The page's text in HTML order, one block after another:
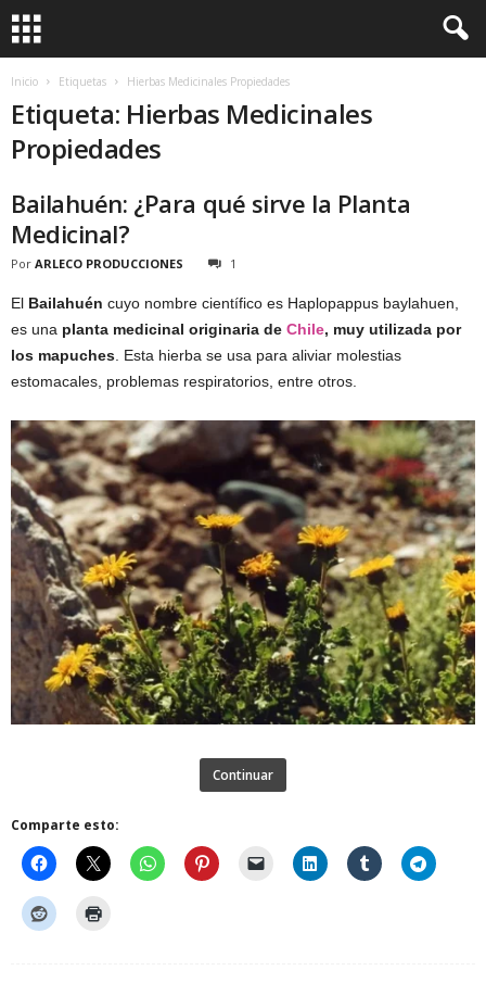
Inicio Etiquetas Hierbas Medicinales Propiedades
Etiqueta: Hierbas Medicinales
Propiedades
Bailahuén: ¿Para qué sirve la Planta
Medicinal?
Por ARLECO PRODUCCIONES 1
El Bailahuén cuyo nombre científico es Haplopappus baylahuen,
es una planta medicinal originaria de Chile, muy utilizada por
los mapuches . Esta hierba se usa para aliviar molestias
estomacales, problemas respiratorios, entre otros.
Continuar
Comparte esto: